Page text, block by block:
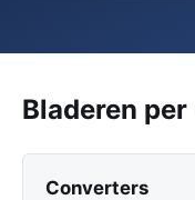
Bladeren
Converters